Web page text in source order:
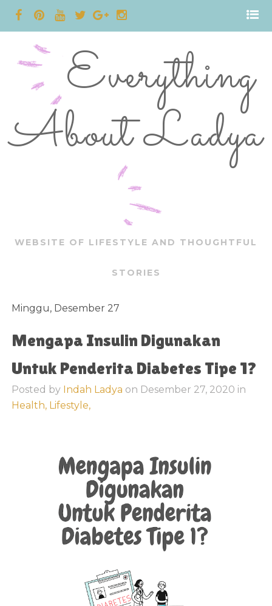
Everything
About Ladya
WEBSITE OF LIFESTYLE AND THOUGHTFUL
STORIES
Minggu, Desember 27
Mengapa Insulin Digunakan
Untuk Penderita Diabetes Tipe 1?
Posted by Indah Ladya on Desember 27, 2020 in
Health, Lifestyle,